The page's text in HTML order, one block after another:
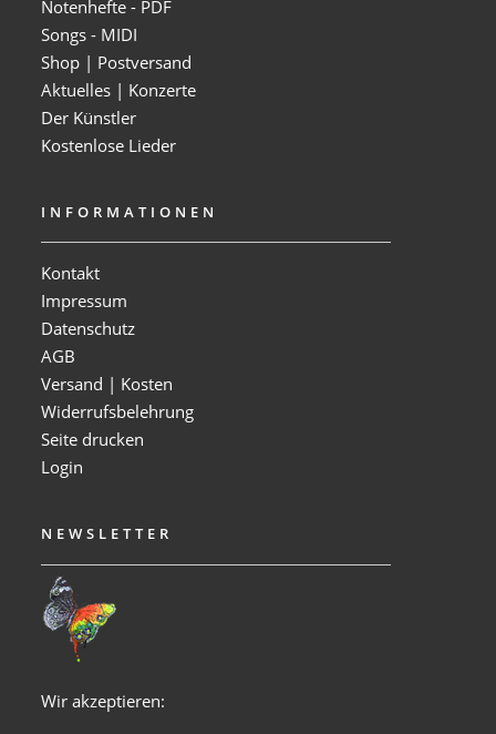
Notenhefte - PDF
Songs - MIDI
Shop | Postversand
Aktuelles | Konzerte
Der Künstler
Kostenlose Lieder
INFORMATIONEN
Kontakt
Impressum
Datenschutz
AGB
Versand | Kosten
Widerrufsbelehrung
Seite drucken
Login
NEWSLETTER
Wir akzeptieren: